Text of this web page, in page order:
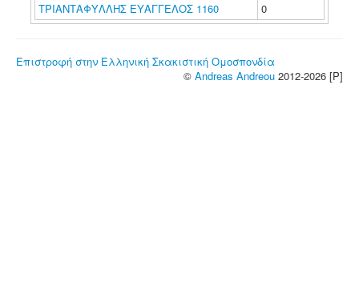
ΤΡΙΑΝΤΑΦΥΛΛΗΣ ΕΥΑΓΓΕΛΟΣ 1160
0
Επιστροφή στην Ελληνική Σκακιστική Ομοσπονδία
© Andreas Andreou 2012-2026 [P]